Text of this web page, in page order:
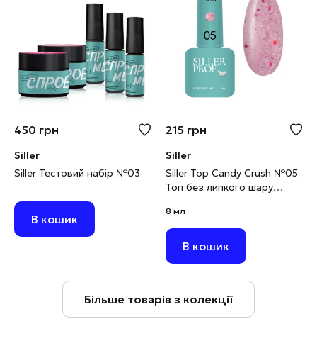
450 грн
Siller
Siller Тестовий набір №03
В кошик
215 грн
Siller
Siller Top Candy Crush №05
Топ без липкого шару
8 мл
В кошик
Більше товарів з колекції